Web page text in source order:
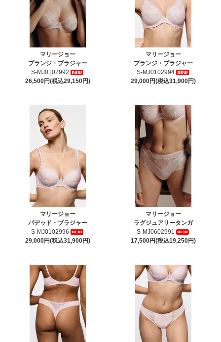
マリージョー
プランジ・ブラジャー
S-MJ0102992
26,500円(税込29,150円)
マリージョー
プランジ・ブラジャー
S-MJ0102994
29,000円(税込31,900円)
マリージョー
パデッド・ブラジャー
S-MJ0102996
29,000円(税込31,900円)
マリージョー
ラグジュアリータンガ
S-MJ0602991
17,500円(税込19,250円)